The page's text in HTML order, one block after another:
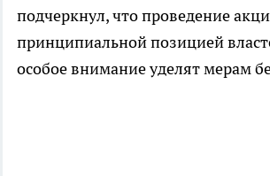
подчеркнул, что проведение
принципиальной позицией
особое внимание уделят мерам